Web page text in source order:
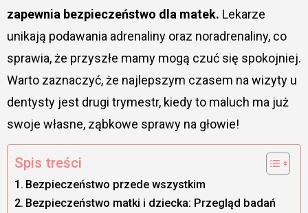
zapewnia bezpieczeństwo dla matek. Lekarze
unikają podawania adrenaliny oraz noradrenaliny, co
sprawia, że przyszłe mamy mogą czuć się spokojniej.
Warto zaznaczyć, że najlepszym czasem na wizyty u
dentysty jest drugi trymestr, kiedy to maluch ma już
swoje własne, ząbkowe sprawy na głowie!
Spis treści
Bezpieczeństwo przede wszystkim
Bezpieczeństwo matki i dziecka: Przegląd badań